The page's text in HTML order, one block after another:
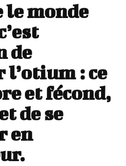
le monde
de
: ce
et fécond,
de se
en